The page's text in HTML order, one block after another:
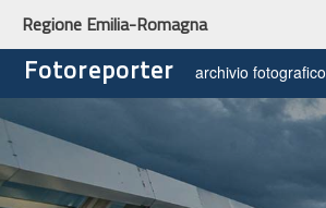
Regione Emilia-Romagna
Fotoreporter archivio fotografico